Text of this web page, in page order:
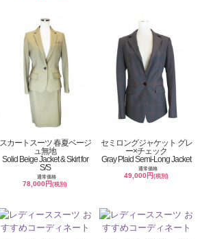
スカートスーツ 春夏ベージ
ュ無地
Solid Beige Jacket & Skirt for
S/S
通常価格
78,000円(税別)
セミロングジャケット グレ
ー×チェック
Gray Plaid Semi-Long Jacket
通常価格
49,000円(税別)